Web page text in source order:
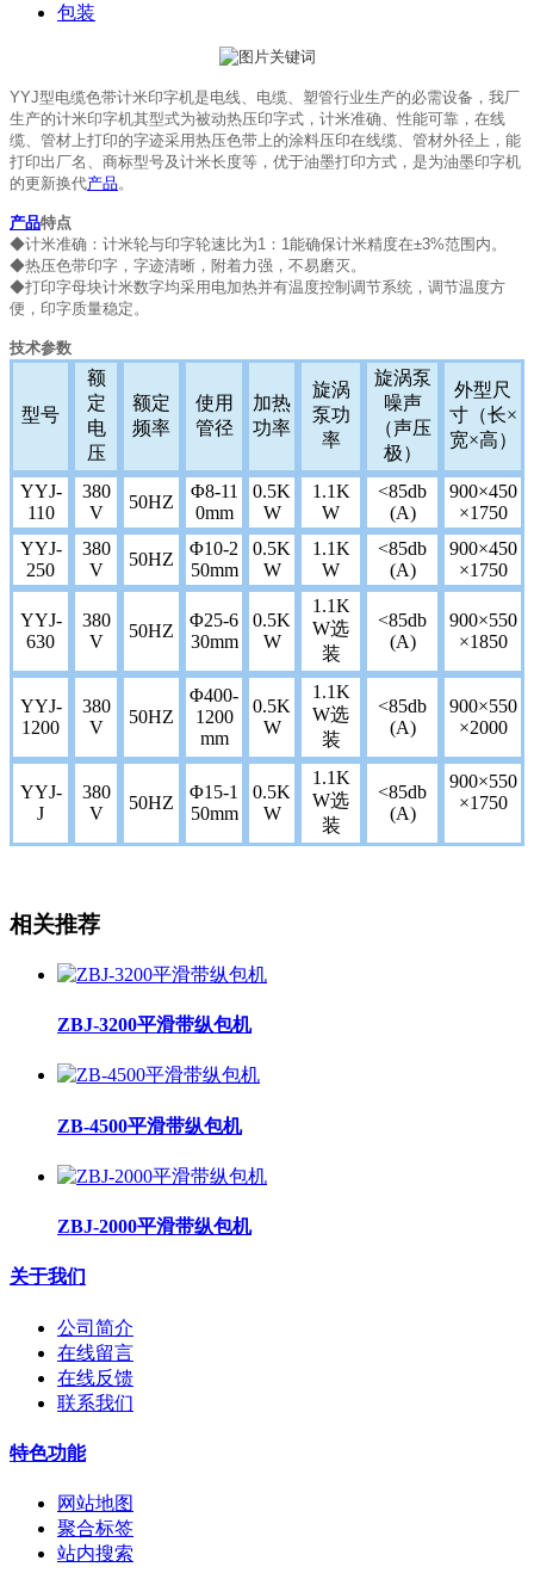
包装
YYJ型电缆色带计米印字机是电线、电缆、塑管行业生产的必需设备，我厂
生产的计米印字机其型式为被动热压印字式，计米准确、性能可靠，在线
缆、管材上打印的字迹采用热压色带上的涂料压印在线缆、管材外径上，能
打印出厂名、商标型号及计米长度等，优于油墨打印方式，是为油墨印字机
的更新换代产品。
产品特点
◆计米准确：计米轮与印字轮速比为1：1能确保计米精度在±3%范围内。
◆热压色带印字，字迹清晰，附着力强，不易磨灭。
◆打印字母块计米数字均采用电加热并有温度控制调节系统，调节温度方
便，印字质量稳定。
技术参数
型号
额
定
电
压
额定
频率
使用
管径
加热
功率
旋涡
泵功
率
旋涡泵
噪声
（声压
极）
外型尺
寸（长×
宽×高）
YYJ-
110
380
V
50HZ
Φ8-11
0mm
0.5K
W
1.1K
W
<85db
(A)
900×450
×1750
YYJ-
250
380
V
50HZ
Φ10-2
50mm
0.5K
W
1.1K
W
<85db
(A)
900×450
×1750
YYJ-
630
380
V
50HZ
Φ25-6
30mm
0.5K
W
1.1K
W选
装
<85db
(A)
900×550
×1850
YYJ-
1200
380
V
50HZ
Φ400-
1200
mm
0.5K
W
1.1K
W选
装
<85db
(A)
900×550
×2000
YYJ-
J
380
V
50HZ
Φ15-1
50mm
0.5K
W
1.1K
W选
装
<85db
(A)
900×550
×1750
相关推荐
ZBJ-3200平滑带纵包机
ZB-4500平滑带纵包机
ZBJ-2000平滑带纵包机
关于我们
公司简介
在线留言
在线反馈
联系我们
特色功能
网站地图
聚合标签
站内搜索